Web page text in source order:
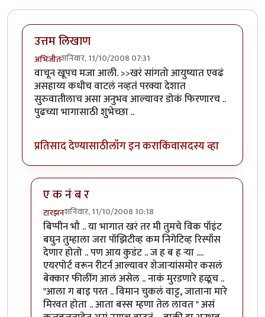
उत्तम लिखाण
अभिजीतशनिवार, 11/10/2008 07:31
वाचून खूपच मजा आली. >>खरं सांगतो आयुष्यात एवढं
असहाय्य कधीच वाटलं नव्हतं परक्या देशात
सुरुवातीलाच असा अनुभव आल्यावर डोकं फिरणारच ..
पुढच्या भागासाठी शुभेच्छा ..
प्रतिसाद देण्यासाठीलॉग इन कराकिंवासदस्य व्हा
ए क नं ब र
टारझनशनिवार, 11/10/2008 10:18
In reply toउत्तम लिखाणbyअभिजीत
बिप्पीन भौ .. या भागात खरं तर मी तुमचे विक पॉइंट
बघुन तुम्हाला जरा पॉझिटीव्ह कम निगेटिव्ह रिस्पाँस
देणार होतो .. पण आय कुडंट .. ज ह ब ह र्‍या ....
एयरपोर्ट वरून रीटर्न आल्यावर शेजार्‍यांसमोर कसलं
बेक्कार फीलींग आलं असेल .. नाकं मुरडणारे हळूच ..
"आला ग बाइ परत .. विमान चुकलं वाट्ट, जाताना मारे
मिरवत होता .. आता बस्स म्हणा तेल लावत " असं